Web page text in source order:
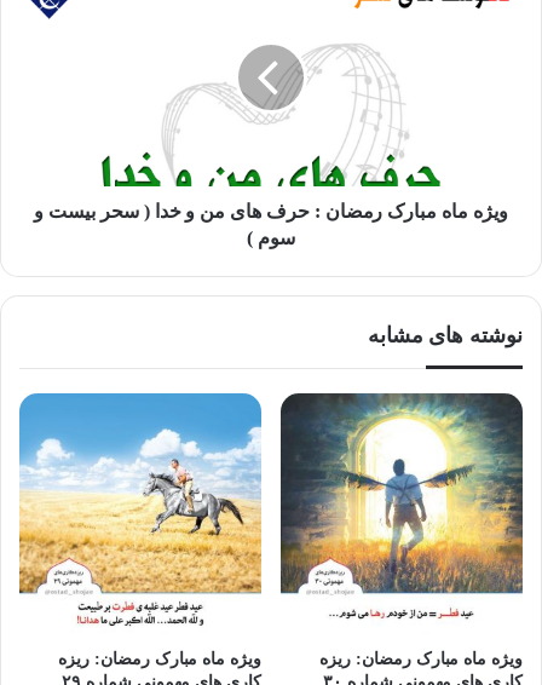
👈وجود مقدس فاطمه زهرا (س)
این توسل شاه کلیدِ دریافت تقدیرات عظیمه!
ویژه ماه مبارک رمضان : حرف های من و خدا ( سحر بیست و
سوم )
نوشته های مشابه
ویژه ماه مبارک رمضان: ریزه
ویژه ماه مبارک رمضان: ریزه